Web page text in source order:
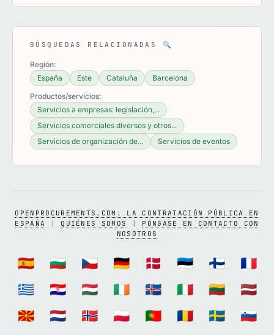
BÚSQUEDAS RELACIONADAS 🔍
Región:
España
Este Cataluña
Barcelona
Productos/servicios:
Servicios a empresas: legislación,...
Servicios comerciales diversos y otros...
Servicios de organización de...
Servicios de eventos
OPENPROCUREMENTS.COM: LA CONTRATACIÓN PÚBLICA EN
ESPAÑA
|QUIÉNES SOMOS | PÓNGASE EN CONTACTO CON
NOSOTROS
🇪🇸 🇧🇬 🇨🇿 🇩🇪 🇩🇰 🇪🇪 🇫🇮
🇫🇷
🇬🇷
🇭🇷 🇭🇺 🇮🇪 🇮🇸 🇮🇹 🇱🇹
🇱🇻
🇲🇰
🇳🇱 🇳🇴 🇵🇱 🇵🇹 🇷🇴 🇸🇪
🇸🇮